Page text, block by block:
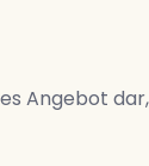
Angebot